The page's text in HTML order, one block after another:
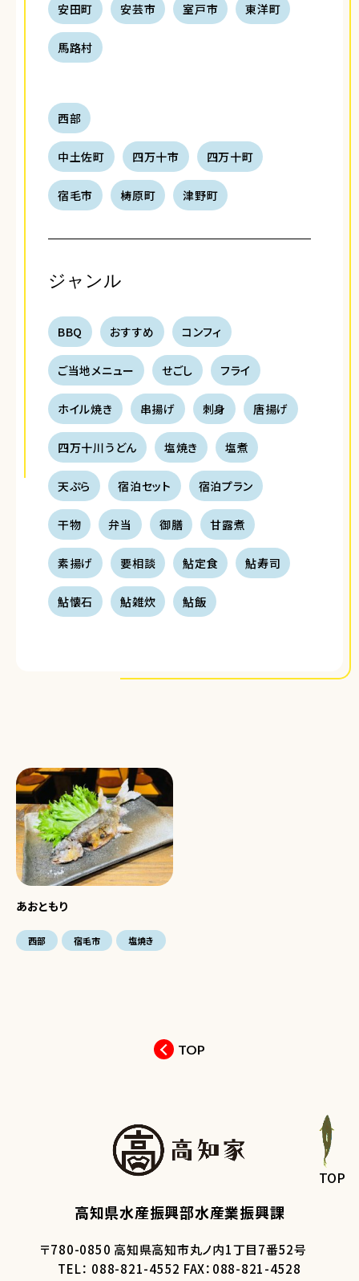
安田町 安芸市 室戸市 東洋町
馬路村
西部
中土佐町 四万十市 四万十町
宿毛市 梼原町 津野町
ジャンル
BBQ おすすめ コンフィ
ご当地メニュー せごし フライ
ホイル焼き 串揚げ 刺身 唐揚げ
四万十川うどん 塩焼き 塩煮
天ぷら 宿泊セット 宿泊プラン
干物 弁当 御膳 甘露煮
素揚げ 要相談 鮎定食 鮎寿司
鮎懐石 鮎雑炊 鮎飯
あおともり
西部 宿毛市 塩焼き
TOP
高知県水産振興部水産業振興課
〒780-0850 高知県高知市丸ノ内1丁目7番52号
TEL： 088-821-4552 FAX：088-821-4528
TOP